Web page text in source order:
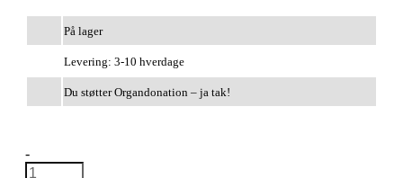
På lager
Levering: 3-10 hverdage
Du støtter Organdonation – ja tak!
-